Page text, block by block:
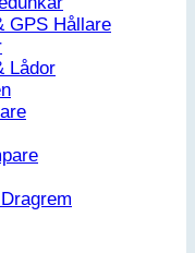
GPS Hållare
Lådor